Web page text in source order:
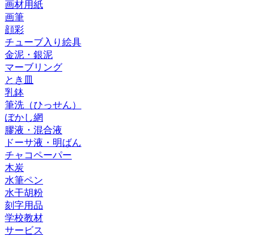
画材用紙
画筆
顔彩
チューブ入り絵具
金泥・銀泥
マーブリング
とき皿
乳鉢
筆洗（ひっせん）
ぼかし網
膠液・混合液
ドーサ液・明ばん
チャコペーパー
木炭
水筆ペン
水干胡粉
刻字用品
学校教材
サービス